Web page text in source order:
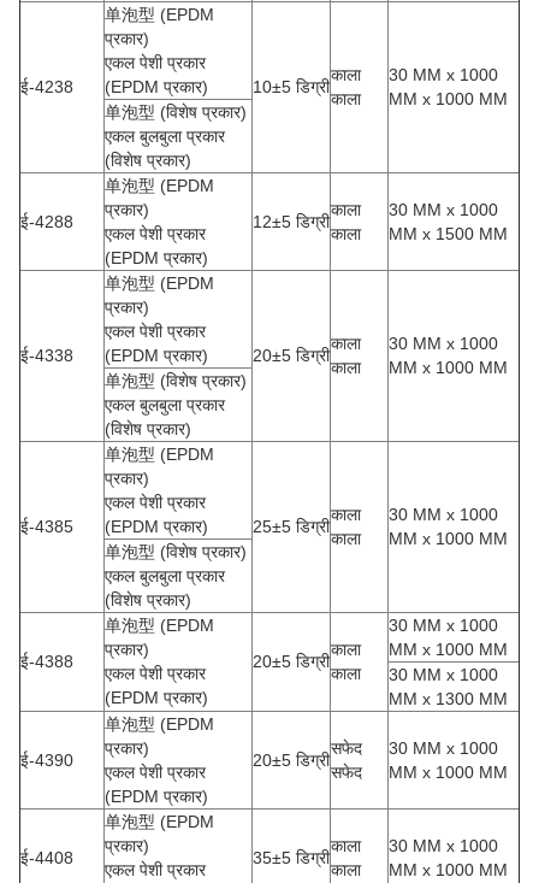
ई-4238
单泡型 (EPDM
प्रकार)
एकल पेशी प्रकार
(EPDM प्रकार)
10±5 डिग्री
काला
काला
30 MM x 1000
MM x 1000 MM
单泡型 (विशेष प्रकार)
एकल बुलबुला प्रकार
(विशेष प्रकार)
ई-4288
单泡型 (EPDM
प्रकार)
एकल पेशी प्रकार
(EPDM प्रकार)
12±5 डिग्री
काला
काला
30 MM x 1000
MM x 1500 MM
ई-4338
单泡型 (EPDM
प्रकार)
एकल पेशी प्रकार
(EPDM प्रकार)
20±5 डिग्री
काला
काला
30 MM x 1000
MM x 1000 MM
单泡型 (विशेष प्रकार)
एकल बुलबुला प्रकार
(विशेष प्रकार)
ई-4385
单泡型 (EPDM
प्रकार)
एकल पेशी प्रकार
(EPDM प्रकार)
25±5 डिग्री
काला
काला
30 MM x 1000
MM x 1000 MM
单泡型 (विशेष प्रकार)
एकल बुलबुला प्रकार
(विशेष प्रकार)
ई-4388
单泡型 (EPDM
प्रकार)
एकल पेशी प्रकार
(EPDM प्रकार)
20±5 डिग्री
काला
काला
30 MM x 1000
MM x 1000 MM
30 MM x 1000
MM x 1300 MM
ई-4390
单泡型 (EPDM
प्रकार)
एकल पेशी प्रकार
(EPDM प्रकार)
20±5 डिग्री
सफेद
सफेद
30 MM x 1000
MM x 1000 MM
ई-4408
单泡型 (EPDM
प्रकार)
एकल पेशी प्रकार
35±5 डिग्री
काला
काला
30 MM x 1000
MM x 1000 MM